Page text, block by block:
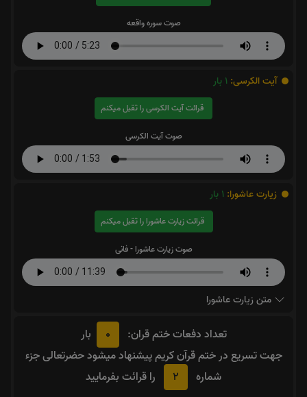
صوت سوره واقعه
آیت الکرسی: 1 بار
قرائت آیت الکرسی را تقبل میکنم
صوت آیت الکرسی
زیارت عاشورا: 1 بار
قرائت زیارت عاشورا را تقبل میکنم
صوت زیارت عاشورا - فانی
متن زیارت عاشورا
تعداد دفعات ختم قران: 0
بار
جهت تسریع در ختم قرآن کریم پیشنهاد میشود حضرتعالی جزء
شماره
2 را قرائت بفرمایید